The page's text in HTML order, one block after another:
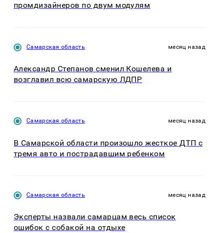
промдизайнеров по двум модулям
Самарская область месяц назад
Александр Степанов сменил Кошелева и
возглавил всю самарскую ЛДПР
Самарская область месяц назад
В Самарской области произошло жесткое ДТП с
тремя авто и пострадавшим ребенком
Самарская область месяц назад
Эксперты назвали самарцам весь список
ошибок с собакой на отдыхе